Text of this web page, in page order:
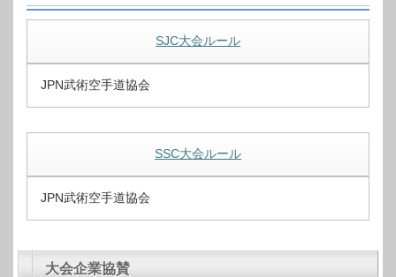
SJC大会ルール
JPN武術空手道協会
SSC大会ルール
JPN武術空手道協会
大会企業協賛